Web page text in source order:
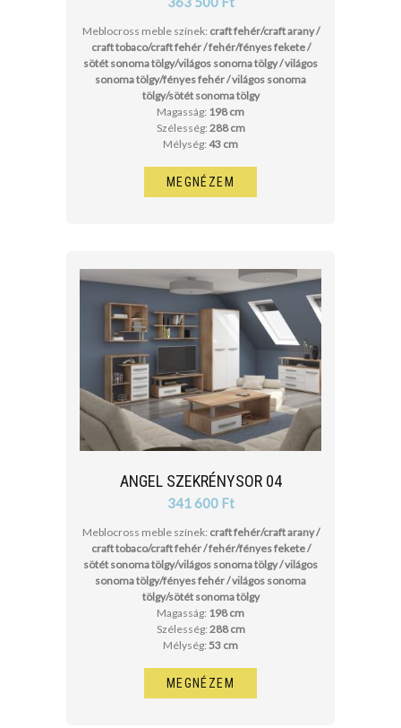
Meblocross meble színek: craft fehér/craft arany /
craft tobaco/craft fehér / fehér/fényes fekete /
sötét sonoma tölgy/világos sonoma tölgy / világos
sonoma tölgy/fényes fehér / világos sonoma
tölgy/sötét sonoma tölgy
Magasság: 198 cm
Szélesség: 288 cm
Mélység: 43 cm
MEGNÉZEM
ANGEL SZEKRÉNYSOR 04
341 600 Ft
Meblocross meble színek: craft fehér/craft arany /
craft tobaco/craft fehér / fehér/fényes fekete /
sötét sonoma tölgy/világos sonoma tölgy / világos
sonoma tölgy/fényes fehér / világos sonoma
tölgy/sötét sonoma tölgy
Magasság: 198 cm
Szélesség: 288 cm
Mélység: 53 cm
MEGNÉZEM